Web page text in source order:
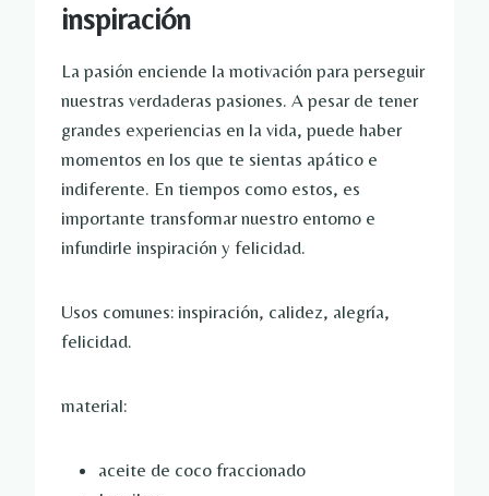
inspiración
La pasión enciende la motivación para perseguir
nuestras verdaderas pasiones. A pesar de tener
grandes experiencias en la vida, puede haber
momentos en los que te sientas apático e
indiferente. En tiempos como estos, es
importante transformar nuestro entorno e
infundirle inspiración y felicidad.
Usos comunes: inspiración, calidez, alegría,
felicidad.
material:
aceite de coco fraccionado